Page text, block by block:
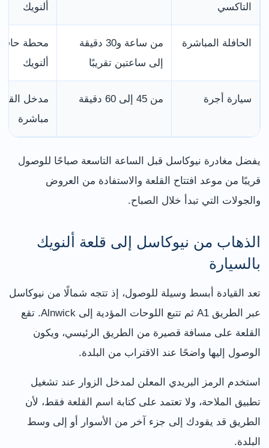
التاكسي
ألنويك
الحافلة المباشرة
من ساعة و30 دقيقة
إلى ساعتين تقريبًا
محطة
ألنويك
سيارة أجرة من 45 إلى 60 دقيقة
مدخل
مباشرة
يفضل مغادرة نيوكاسل قبل الساعة التاسعة صباحًا للوصول
قريبًا من موعد افتتاح القلعة والاستفادة من العروض
والجولات التي تبدأ خلال الصباح.
الذهاب من نيوكاسل إلى قلعة ألنويك
بالسيارة
تعد القيادة أبسط وسيلة للوصول، إذ تتجه شمالًا من نيوكاسل
عبر الطريق A1 ثم تتبع اللوحات المؤدية إلى Alnwick. تقع
القلعة على مسافة قصيرة من الطريق الرئيسي، ويكون
الوصول إليها واضحًا عند الاقتراب من البلدة.
استخدم الرمز البريدي المعلن لمدخل الزوار عند تشغيل
تطبيق الملاحة، ولا تعتمد على كتابة اسم القلعة فقط، لأن
الطريق قد يقودك إلى جزء آخر من الأسوار أو إلى وسط
البلدة.